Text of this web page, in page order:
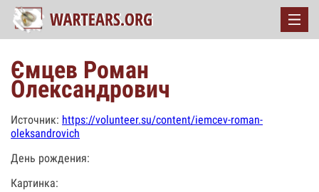
Ємцев Роман
Олександрович
Источник: https://volunteer.su/content/iemcev-roman-
oleksandrovich
День рождения:
Картинка: